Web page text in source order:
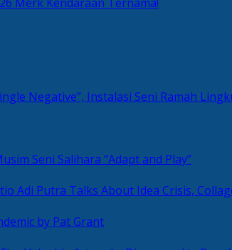
Negative”, Instalasi Seni Ramah
Seni Salihara “Adapt and Play”
Adi Putra Talks About Idea Crisis,
by Pat Grant